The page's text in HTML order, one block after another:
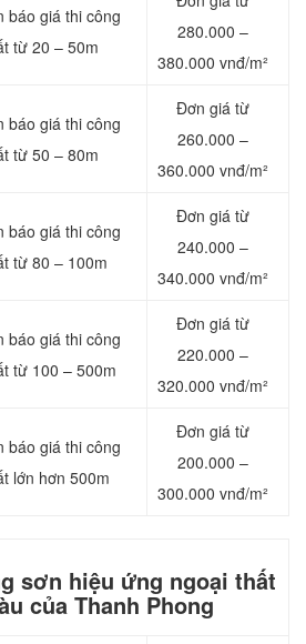
báo giá thi công
từ 20 – 50m
280.000 –
380.000 vnđ/m²
báo giá thi công
từ 50 – 80m
Đơn giá từ
260.000 –
360.000 vnđ/m²
báo giá thi công
từ 80 – 100m
Đơn giá từ
240.000 –
340.000 vnđ/m²
báo giá thi công
từ 100 – 500m
Đơn giá từ
220.000 –
320.000 vnđ/m²
báo giá thi công
lớn hơn 500m
Đơn giá từ
200.000 –
300.000 vnđ/m²
sơn hiệu ứng ngoại thất
của Thanh Phong